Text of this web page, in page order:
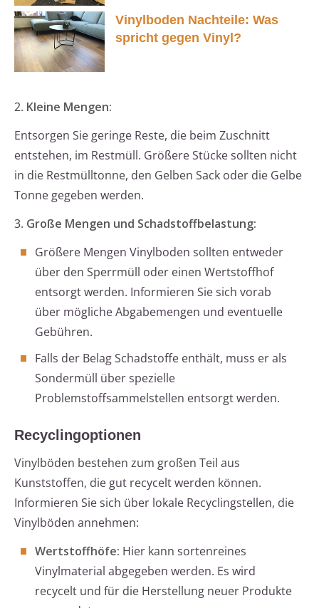
Vinylboden Nachteile: Was
spricht gegen Vinyl?
2. Kleine Mengen:
Entsorgen Sie geringe Reste, die beim Zuschnitt
entstehen, im Restmüll. Größere Stücke sollten nicht
in die Restmülltonne, den Gelben Sack oder die Gelbe
Tonne gegeben werden.
3. Große Mengen und Schadstoffbelastung:
Größere Mengen Vinylboden sollten entweder
über den Sperrmüll oder einen Wertstoffhof
entsorgt werden. Informieren Sie sich vorab
über mögliche Abgabemengen und eventuelle
Gebühren.
Falls der Belag Schadstoffe enthält, muss er als
Sondermüll über spezielle
Problemstoffsammelstellen entsorgt werden.
Recyclingoptionen
Vinylböden bestehen zum großen Teil aus
Kunststoffen, die gut recycelt werden können.
Informieren Sie sich über lokale Recyclingstellen, die
Vinylböden annehmen:
Wertstoffhöfe: Hier kann sortenreines
Vinylmaterial abgegeben werden. Es wird
recycelt und für die Herstellung neuer Produkte